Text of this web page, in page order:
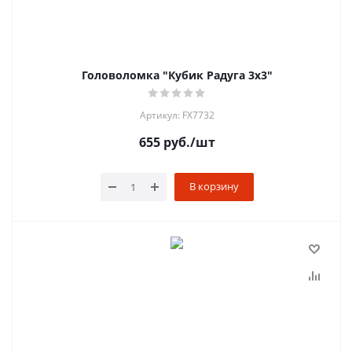
Головоломка "Кубик Радуга 3х3"
Артикул: FX7732
655руб./шт
В корзину